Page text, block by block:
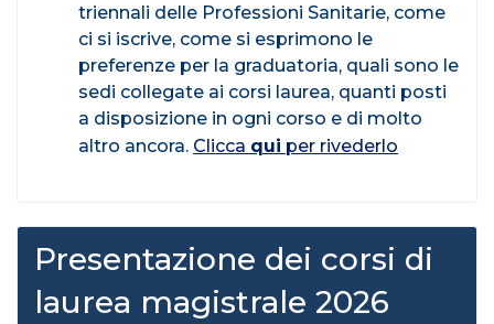
triennali delle Professioni Sanitarie, come
ci si iscrive, come si esprimono le
preferenze per la graduatoria, quali sono le
sedi collegate ai corsi laurea, quanti posti
a disposizione in ogni corso e di molto
altro ancora. Clicca qui per rivederlo
Presentazione dei corsi di
laurea magistrale 2026